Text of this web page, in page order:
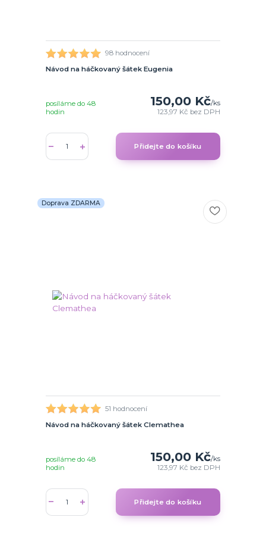
98 hodnocení
Návod na háčkovaný šátek Eugenia
150,00 Kč/ks
123,97 Kč bez DPH
posíláme do 48
hodin
Přidejte do košíku
Doprava ZDARMA
51 hodnocení
Návod na háčkovaný šátek Clemathea
150,00 Kč/ks
123,97 Kč bez DPH
posíláme do 48
hodin
Přidejte do košíku